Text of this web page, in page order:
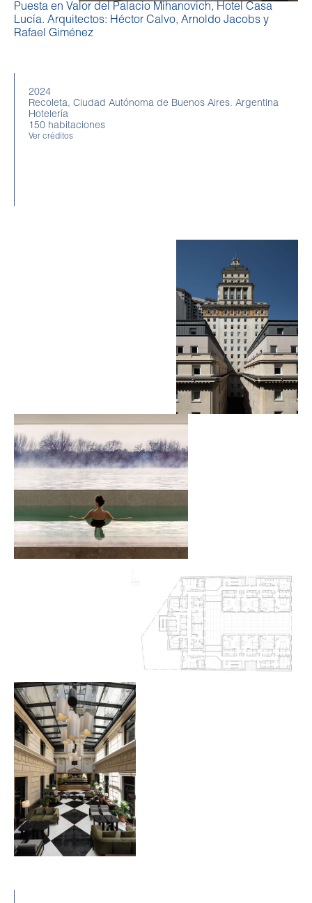
Puesta en Valor del Palacio Mihanovich, Hotel Casa
Lucía. Arquitectos: Héctor Calvo, Arnoldo Jacobs y
Rafael Giménez
2024
Recoleta, Ciudad Autónoma de Buenos Aires. Argentina
Hotelería
150 habitaciones
Ver créditos